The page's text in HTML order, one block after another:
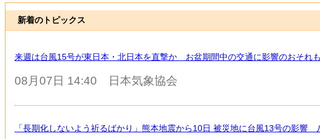
新着のトピックス
来週は台風15号が東日本・北日本を直撃か お盆期間中の交通に影響のおそれも
08月07日 14:40 日本気象協会
「長期化しないよう祈るばかり」熊本地震から10日 被災地に台風13号の影